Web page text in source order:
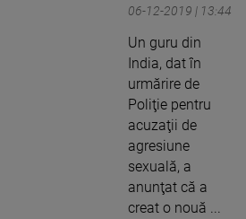
06-12-2019 | 13:44
Un guru din
India, dat în
urmărire de
Poliţie pentru
acuzaţii de
agresiune
sexuală, a
anunţat că a
creat o nouă ...